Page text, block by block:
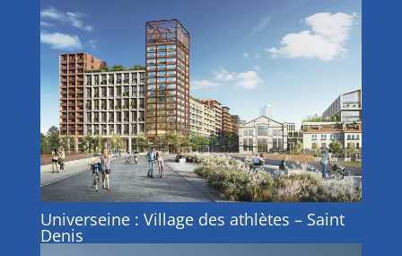
Universeine : Village des athlètes – Saint
Denis